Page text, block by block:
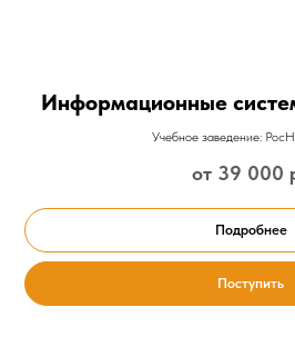
Информационные
Учебное заведение:
от 39 000
Подробнее
Поступить